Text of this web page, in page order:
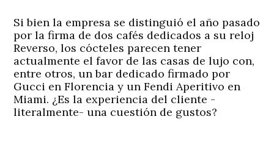
Si bien la empresa se distinguió el año pasado
por la firma de dos cafés dedicados a su reloj
Reverso, los cócteles parecen tener
actualmente el favor de las casas de lujo con,
entre otros, un bar dedicado firmado por
Gucci en Florencia y un Fendi Aperitivo en
Miami. ¿Es la experiencia del cliente -
literalmente- una cuestión de gustos?